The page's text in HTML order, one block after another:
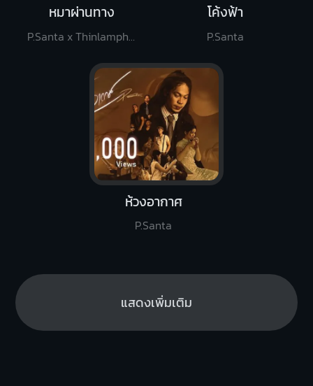
หมาผ่านทาง
P.Santa x Thinlamphone
ห้วงอากาศ
P.Santa
โค้งฟ้า
P.Santa
แสดงเพิ่มเติม